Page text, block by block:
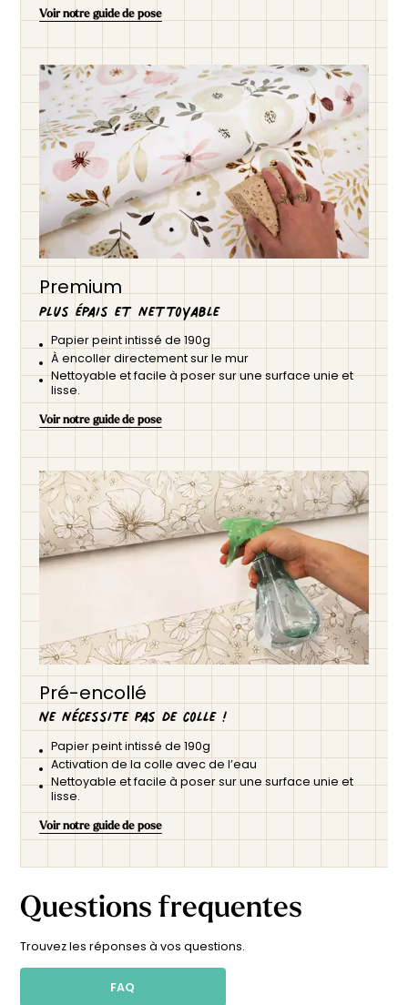
Voir notre guide de pose
Premium
Plus épais et nettoyable
Papier peint intissé de 190g
À encoller directement sur le mur
Nettoyable et facile à poser sur une surface unie et
lisse.
Voir notre guide de pose
Pré-encollé
Ne nécessite pas de colle !
Papier peint intissé de 190g
Activation de la colle avec de l’eau
Nettoyable et facile à poser sur une surface unie et
lisse.
Voir notre guide de pose
Questions frequentes
Trouvez les réponses à vos questions.
FAQ